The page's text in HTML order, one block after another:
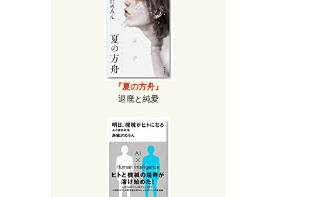
『夏の方舟』
退廃と純愛